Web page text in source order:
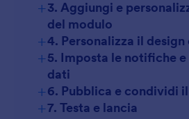
+3. Aggiungi e
del modulo
+4. Personalizza il
+5. Imposta le notifiche
dati
+6. Pubblica e condividi
+7. Testa e lancia